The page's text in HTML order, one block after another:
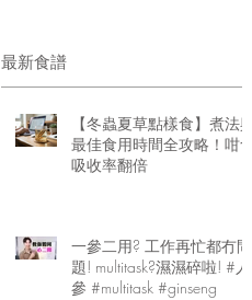
最新食譜
【冬蟲夏草點樣食】煮法與
最佳食用時間全攻略！咁食
吸收率翻倍
一參二用? 工作再忙都冇問
題! multitask?濕濕碎啦! #人
參 #multitask #ginseng